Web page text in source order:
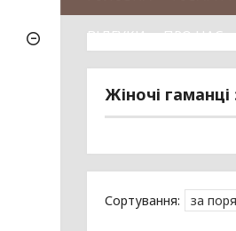
ВІДГУКИ ПРО НАС
Жіночі